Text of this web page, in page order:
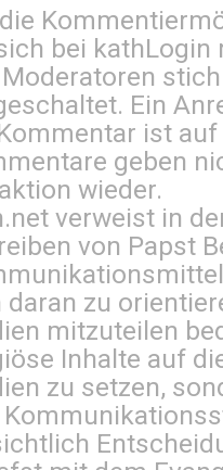
bei kathLogin
Ein
ist
geben
wieder.
verweist in
von Papst
daran zu
mitzuteilen
Inhalte auf
zu setzen,